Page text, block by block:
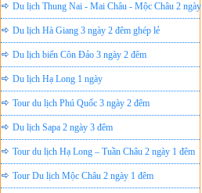
Du lịch Thung Nai - Mai Châu - Mộc Châu 2 ngày
ghép lẻ
Du lịch Hà Giang 3 ngày 2 đêm ghép lẻ
Du lịch biển Côn Đảo 3 ngày 2 đêm
Du lịch Hạ Long 1 ngày
Tour du lịch Phú Quốc 3 ngày 2 đêm
Du lịch Sapa 2 ngày 3 đêm
Tour du lịch Hạ Long – Tuần Châu 2 ngày 1 đêm
Tour Du lịch Mộc Châu 2 ngày 1 đêm